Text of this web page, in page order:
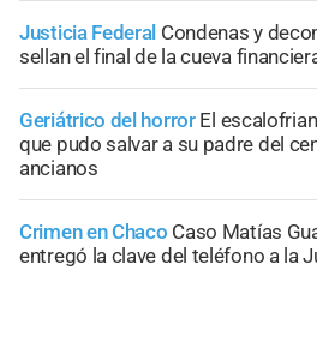
Justicia Federal Condenas y
sellan el final de la cueva
Geriátrico del horror El
que pudo salvar a su padre del
ancianos
Crimen en Chaco Caso Matías
entregó la clave del teléfono a la